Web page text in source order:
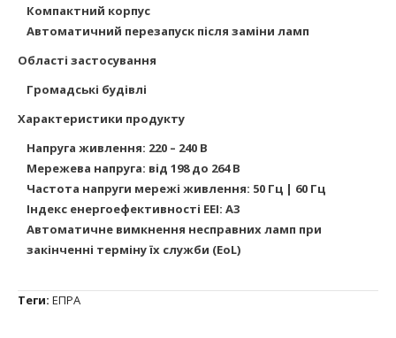
Компактний корпус
Автоматичний перезапуск після заміни ламп
Області застосування
Громадські будівлі
Характеристики продукту
Напруга живлення: 220 – 240 В
Мережева напруга: від 198 до 264 В
Частота напруги мережі живлення: 50 Гц | 60 Гц
Індекс енергоефективності EEI: A3
Автоматичне вимкнення несправних ламп при
закінченні терміну їх служби (EoL)
Теги: ЕПРА